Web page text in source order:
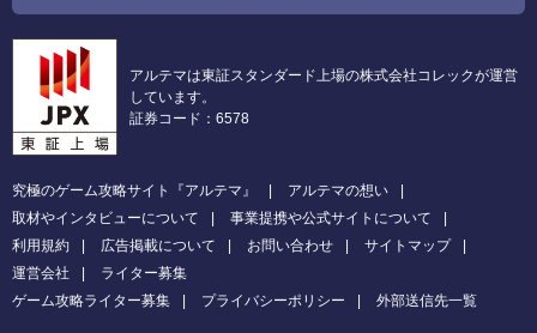
アルテマは東証スタンダード上場の株式会社コレックが運営
しています。
証券コード：6578
究極のゲーム攻略サイト『アルテマ』
アルテマの想い
取材やインタビューについて
事業提携や公式サイトについて
利用規約
広告掲載について お問い合わせ
サイトマップ
運営会社
ライター募集
ゲーム攻略ライター募集
プライバシーポリシー 外部送信先一覧